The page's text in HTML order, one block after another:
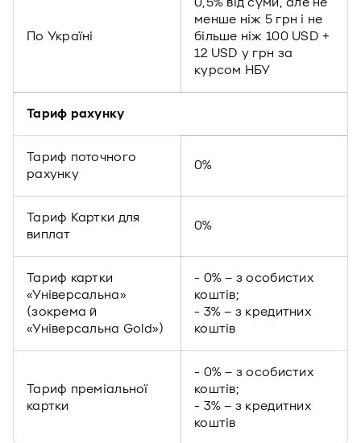
По Україні
менше ніж 5 грн і не
більше ніж 100 USD +
12 USD у грн за
курсом НБУ
Тариф рахунку
Тариф поточного
рахунку
0%
Тариф Картки для
виплат
0%
Тариф картки
«Універсальна»
(зокрема й
«Універсальна Gold»)
- 0% – з особистих
коштів;
- 3% – з кредитних
коштів
Тариф преміальної
картки
- 0% – з особистих
коштів;
- 3% – з кредитних
коштів